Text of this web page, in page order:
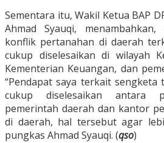
Sementara itu, Wakil Ketua BAP
Ahmad Syauqi,
konflik pertanahan di daerah
cukup diselesaikan di wilayah
Kementerian Keuangan, dan
“Pendapat saya terkait sengketa
cukup diselesaikan antara
pemerintah daerah dan kantor
di daerah, hal tersebut agar
pungkas Ahmad Syauqi. (qso)